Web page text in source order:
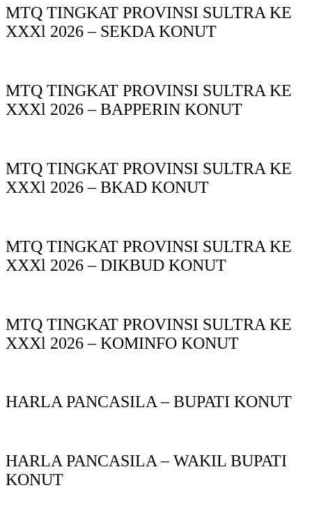
MTQ TINGKAT PROVINSI SULTRA KE
XXXl 2026 – SEKDA KONUT
MTQ TINGKAT PROVINSI SULTRA KE
XXXl 2026 – BAPPERIN KONUT
MTQ TINGKAT PROVINSI SULTRA KE
XXXl 2026 – BKAD KONUT
MTQ TINGKAT PROVINSI SULTRA KE
XXXl 2026 – DIKBUD KONUT
MTQ TINGKAT PROVINSI SULTRA KE
XXXl 2026 – KOMINFO KONUT
HARLA PANCASILA – BUPATI KONUT
HARLA PANCASILA – WAKIL BUPATI
KONUT